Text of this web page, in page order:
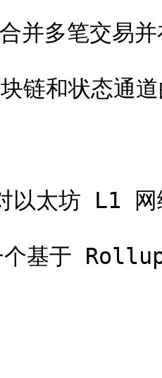
多笔交易并
链和状态通
以太坊 L1 网
基于